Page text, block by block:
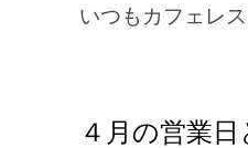
いつもカフェレ
４月の営業